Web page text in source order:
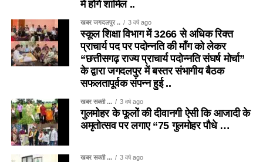
में होंगे शामिल ..
खबर जगदलपुर .. 3 वर्ष ago
स्कूल शिक्षा विभाग में 3266 से अधिक रिक्त
प्राचार्य पद पर पदोन्नति की माँग को लेकर
“छत्तीसगढ़ राज्य प्राचार्य पदोन्नति संघर्ष मोर्चा”
के द्वारा जगदलपुर में बस्तर संभागीय बैठक
सफलतापूर्वक संपन्न हुई ..
खबर सक्ती ... 3 वर्ष ago
गुलमोहर के फूलों की दीवानगी ऐसी कि आजादी के
अमृतोत्सव पर लगाए “75 गुलमोहर पौधे …
खबर सक्ती ... 3 वर्ष ago